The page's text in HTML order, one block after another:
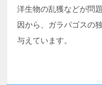
洋生物の乱獲などが問
因から、ガラパゴスの
与えています。